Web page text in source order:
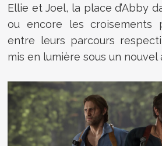
Ellie et Joel, la place d’Abby
ou encore les croisements
entre leurs parcours
mis en lumière sous un nouvel